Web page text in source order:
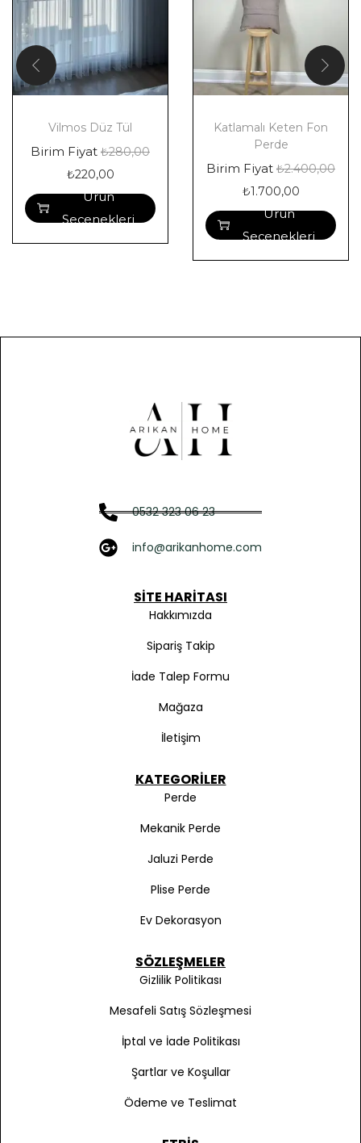
Vilmos Düz Tül
Birim Fiyat ₺280,00
₺220,00
Ürün
Seçenekleri
Katlamalı Keten Fon
Perde
Birim Fiyat ₺2.400,00
₺1.700,00
Ürün
Seçenekleri
0532 323 06 23
info@arikanhome.com
SITE HARITASI
Hakkımızda
Sipariş Takip
İade Talep Formu
Mağaza
İletişim
KATEGORILER
Perde
Mekanik Perde
Jaluzi Perde
Plise Perde
Ev Dekorasyon
SÖZLEŞMELER
Gizlilik Politikası
Mesafeli Satış Sözleşmesi
İptal ve İade Politikası
Şartlar ve Koşullar
Ödeme ve Teslimat